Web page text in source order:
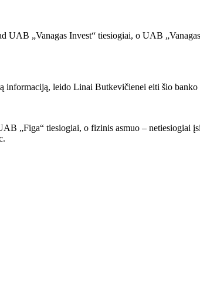
UAB „Vanagas Invest“ tiesiogiai, o UAB
leido Linai Butkevičienei eiti šio banko
„Figa“ tiesiogiai, o fizinis asmuo –